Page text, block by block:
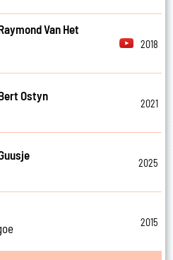
Van Het
2018
Ostyn
2021
2025
2015